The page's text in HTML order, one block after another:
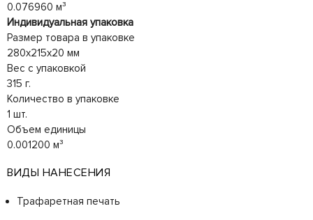
0.076960 м³
Индивидуальная упаковка
Размер товара в упаковке
280x215x20 мм
Вес с упаковкой
315 г.
Количество в упаковке
1 шт.
Объем единицы
0.001200 м³
ВИДЫ НАНЕСЕНИЯ
Трафаретная печать